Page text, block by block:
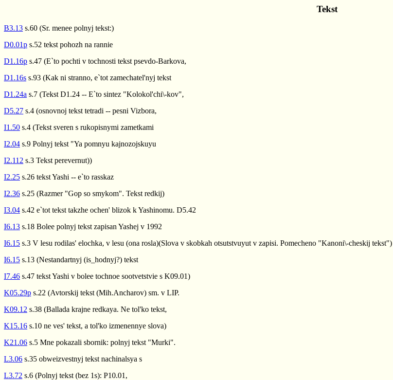
Tekst
B3.13 s.60 (Sr. menee polnyj tekst:)
D0.01p s.52 tekst pohozh na rannie
D1.16p s.47 (E`to pochti v tochnosti tekst psevdo-Barkova,
D1.16s s.93 (Kak ni stranno, e`tot zamechatel'nyj tekst
D1.24a s.7 (Tekst D1.24 -- E`to sintez "Kolokol'chi\-kov",
D5.27 s.4 (osnovnoj tekst tetradi -- pesni Vizbora,
I1.50 s.4 (Tekst sveren s rukopisnymi zametkami
I2.04 s.9 Polnyj tekst "Ya pomnyu kajnozojskuyu
I2.112 s.3 Tekst perevernut))
I2.25 s.26 tekst Yashi -- e`to rasskaz
I2.36 s.25 (Razmer "Gop so smykom". Tekst redkij)
I3.04 s.42 e`tot tekst takzhe ochen' blizok k Yashinomu. D5.42
I6.13 s.18 Bolee polnyj tekst zapisan Yashej v 1992
I6.15 s.3 V lesu rodilas' elochka, v lesu (ona rosla)(Slova v skobkah otsutstvuyut v zapisi. Pomecheno "Kanoni\-cheskij tekst")
I6.15 s.13 (Nestandartnyj (is_hodnyj?) tekst
I7.46 s.47 tekst Yashi v bolee tochnoe sootvetstvie s K09.01)
K05.29p s.22 (Avtorskij tekst (Mih.Ancharov) sm. v LIP.
K09.12 s.38 (Ballada krajne redkaya. Ne tol'ko tekst,
K15.16 s.10 ne ves' tekst, a tol'ko izmenennye slova)
K21.06 s.5 Mne pokazali sbornik: polnyj tekst "Murki".
L3.06 s.35 obweizvestnyj tekst nachinalsya s
L3.72 s.6 (Polnyj tekst (bez 1s): P10.01,